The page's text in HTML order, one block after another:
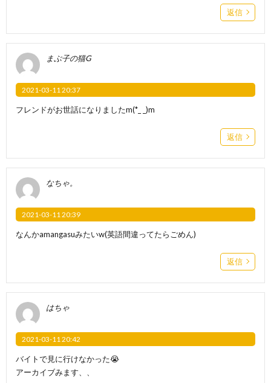
返信
まぶ子の猫G
2021-03-11 20:37
フレンドがお世話になりましたm(*_ _)m
返信
なちゃ。
2021-03-11 20:39
なんかamangasuみたいw(英語間違ってたらごめん)
返信
はちゃ
2021-03-11 20:42
バイトで見に行けなかった😭
アーカイブみます、、